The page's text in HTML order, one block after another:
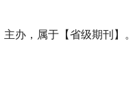
办，属于【省级期刊】。